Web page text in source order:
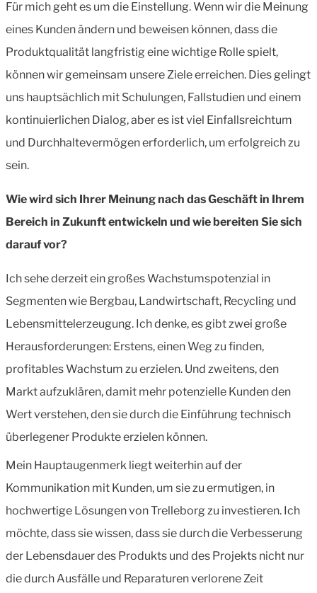
Für mich geht es um die Einstellung. Wenn wir die Meinung
eines Kunden ändern und beweisen können, dass die
Produktqualität langfristig eine wichtige Rolle spielt,
können wir gemeinsam unsere Ziele erreichen. Dies gelingt
uns hauptsächlich mit Schulungen, Fallstudien und einem
kontinuierlichen Dialog, aber es ist viel Einfallsreichtum
und Durchhaltevermögen erforderlich, um erfolgreich zu
sein.
Wie wird sich Ihrer Meinung nach das Geschäft in Ihrem
Bereich in Zukunft entwickeln und wie bereiten Sie sich
darauf vor?
Ich sehe derzeit ein großes Wachstumspotenzial in
Segmenten wie Bergbau, Landwirtschaft, Recycling und
Lebensmittelerzeugung. Ich denke, es gibt zwei große
Herausforderungen: Erstens, einen Weg zu finden,
profitables Wachstum zu erzielen. Und zweitens, den
Markt aufzuklären, damit mehr potenzielle Kunden den
Wert verstehen, den sie durch die Einführung technisch
überlegener Produkte erzielen können.
Mein Hauptaugenmerk liegt weiterhin auf der
Kommunikation mit Kunden, um sie zu ermutigen, in
hochwertige Lösungen von Trelleborg zu investieren. Ich
möchte, dass sie wissen, dass sie durch die Verbesserung
der Lebensdauer des Produkts und des Projekts nicht nur
die durch Ausfälle und Reparaturen verlorene Zeit